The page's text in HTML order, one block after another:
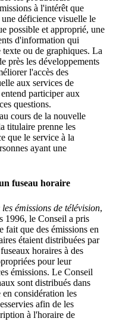
à l'intérêt que
une déficience visuelle le
possible et approprié, une
d'information qui
texte ou de graphiques. La
près les développements
l'accès des
aux services de
participer aux
questions.
cours de la nouvelle
titulaire prenne les
que le service à la
ayant une
fuseau horaire
émissions de télévision,
1996, le Conseil a pris
fait que des émissions en
étaient distribuées par
horaires à des
pour leur
émissions. Le Conseil
sont distribués dans
considération les
afin de les
à l'horaire de